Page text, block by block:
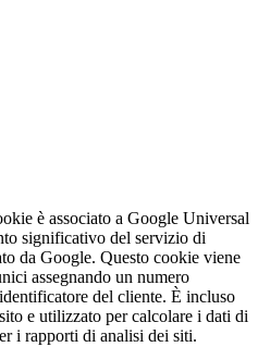
è associato a Google Universal
significativo del servizio di
da Google. Questo cookie viene
assegnando un numero
del cliente. È incluso
e utilizzato per calcolare i dati di
i rapporti di analisi dei siti.